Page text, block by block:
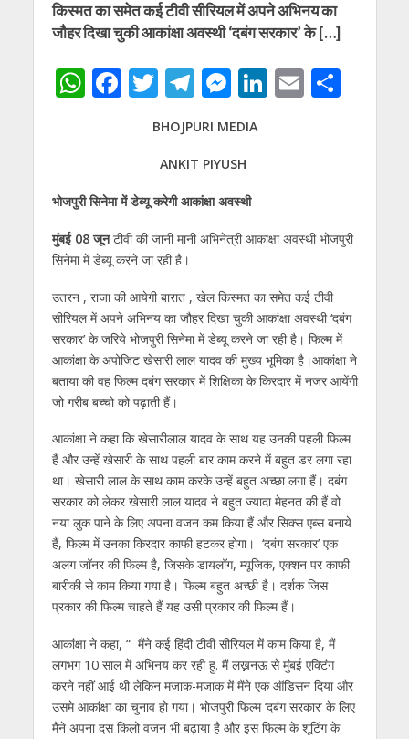
किस्मत का समेत कई टीवी सीरियल में अपने अभिनय का
जौहर दिखा चुकी आकांक्षा अवस्थी ‘दबंग सरकार’ के […]
W
A
p
p
F
o
o
k
T
w
itt
er
T
el
e
gr
a
m
M
e
ss
e
n
g
er
Li
n
E S
BHOJPURI MEDIA
ANKIT PIYUSH
भोजपुरी सिनेमा में डेब्यू करेगी आकांक्षा अवस्थी
मुंबई 08 जूनटीवी की जानी मानी अभिनेत्री आकांक्षा अवस्थी भोजपुरी
सिनेमा में डेब्यू करने जा रही है।
उतरन , राजा की आयेगी बारात , खेल किस्मत का समेत कई टीवी
सीरियल में अपने अभिनय का जौहर दिखा चुकी आकांक्षा अवस्थी ‘दबंग
सरकार’ के जरिये भोजपुरी सिनेमा में डेब्यू करने जा रही है। फिल्म में
आकांक्षा के अपोजिट खेसारी लाल यादव की मुख्य भूमिका है।आकांक्षा ने
बताया की वह फिल्म दबंग सरकार में शिक्षिका के किरदार में नजर आयेंगी
जो गरीब बच्चो को पढ़ाती हैं।
आकांक्षा ने कहा कि खेसारीलाल यादव के साथ यह उनकी पहली फिल्म
हैं और उन्हें खेसारी के साथ पहली बार काम करने में बहुत डर लगा रहा
था। खेसारी लाल के साथ काम करके उन्हें बहुत अच्छा लगा हैं। दबंग
सरकार को लेकर खेसारी लाल यादव ने बहुत ज्यादा मेहनत की हैं वो
नया लुक पाने के लिए अपना वजन कम किया हैं और सिक्स एब्स बनाये
हैं, फिल्म में उनका किरदार काफी हटकर होगा। ‘दबंग सरकार’ एक
अलग जॉनर की फिल्म है, जिसके डायलॉग, म्यूजिक, एक्शन पर काफी
बारीकी से काम किया गया है। फिल्म बहुत अच्छी है। दर्शक जिस
प्रकार की फिल्म चाहते हैं यह उसी प्रकार की फिल्म हैं।
आकांक्षा ने कहा, “ मैंने कई हिंदी टीवी सीरियल में काम किया है, मैं
लगभग 10 साल में अभिनय कर रही हु. मैं लख्ननऊ से मुंबई एक्टिंग
करने नहीं आई थी लेकिन मजाक-मजाक में मैंने एक ऑडिसन दिया और
उसमे आकांक्षा का चुनाव हो गया। भोजपुरी फिल्म ‘दबंग सरकार’ के लिए
मैंने अपना दस किलो वजन भी बढ़ाया है और इस फिल्म के शूटिंग के